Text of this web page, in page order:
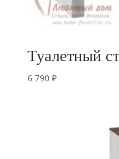
Туалетный
6 790 ₽